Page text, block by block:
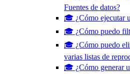
Fuentes de datos?
🎓 ¿Cómo ejecutar
🎓 ¿Cómo puedo
🎓 ¿Cómo puedo
varias listas de
🎓 ¿Cómo generar